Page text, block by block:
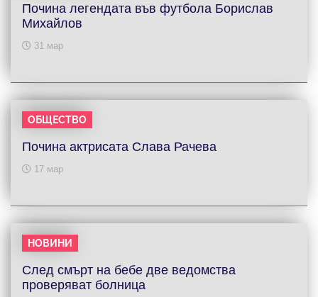
Почина легендата във футбола Борислав
Михайлов
31 мар
ОБЩЕСТВО
Почина актрисата Слава Рачева
17 мар
НОВИНИ
След смърт на бебе две ведомства
проверяват болница